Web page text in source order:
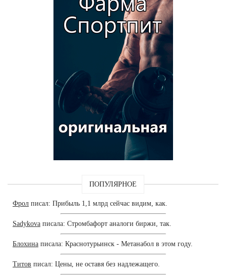
ПОПУЛЯРНОЕ
Фрол писал: Прибыль 1,1 млрд сейчас видим, как.
Sadykova писала: Стромбафорт аналоги биржи, так.
Блохина писала: Краснотурьинск - Метанабол в этом году.
Титов писал: Цены, не оставя без надлежащего.